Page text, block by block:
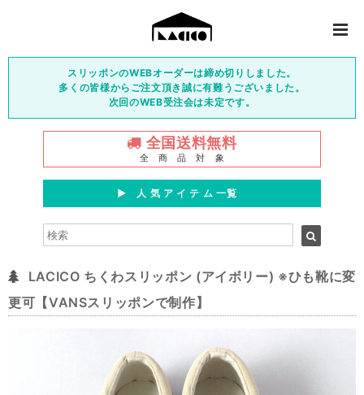
スリッポンのWEBオーダーは締め切りしました。
多くの皆様からご注文頂き誠に有難うございました。
次回のWEB受注会は未定です。
全国送料無料
全 商 品 対 象
▶︎ 人 気 ア イ テ ム 一覧
LACICO ちくわスリッポン (アイボリー) ※ひも靴に変
更可【VANSスリッポンで制作】